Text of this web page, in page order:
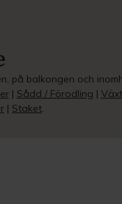
balkongen och
| Sådd / Förodling |
| Staket.